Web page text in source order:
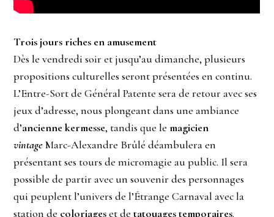
Trois jours riches en amusement
Dès le vendredi soir et jusqu’au dimanche, plusieurs
propositions culturelles seront présentées en continu.
L’Entre-Sort de Général Patente sera de retour avec ses
jeux d’adresse, nous plongeant dans une ambiance
d’ancienne kermesse, tandis que lemagicien
vintageMarc-Alexandre Brûlé déambulera en
présentant ses tours de micromagie au public. Il sera
possible de partir avec un souvenir des personnages
qui peuplent l’univers de l’Étrange Carnaval avec la
station de coloriageset detatouages temporaires.